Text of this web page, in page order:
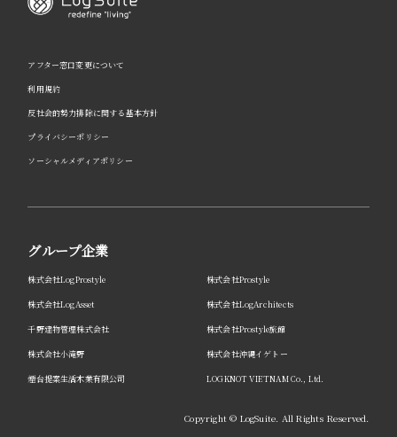
アフター窓口変更について
利用規約
反社会的勢力排除に関する基本方針
プライバシーポリシー
ソーシャルメディアポリシー
グループ企業
株式会社LogProstyle 株式会社Prostyle
株式会社LogAsset 株式会社LogArchitects
千野建物管理株式会社 株式会社Prostyle旅館
株式会社小滝野 株式会社沖縄イゲトー
煙台提案生活木業有限公司 LOGKNOT VIETNAM Co., Ltd.
Copyright © LogSuite. All Rights Reserved.